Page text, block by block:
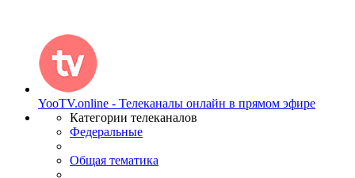
YooTV.online - Телеканалы онлайн в прямом эфире
Категории телеканалов
Федеральные
Общая тематика